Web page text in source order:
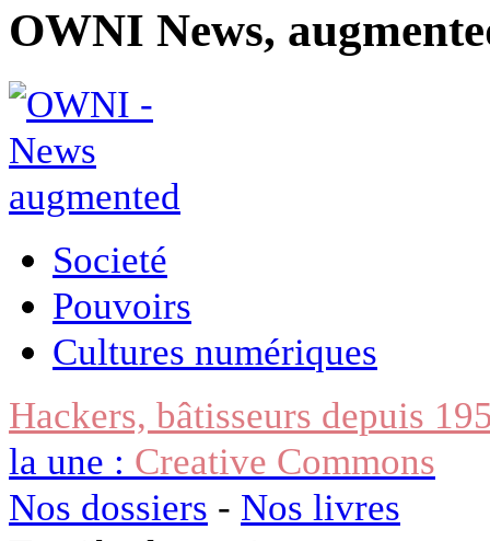
OWNI News,
Societé
Pouvoirs
Cultures numériques
Hackers, bâtisseurs depuis
la une : Creative Commons
Nos dossiers - Nos livres